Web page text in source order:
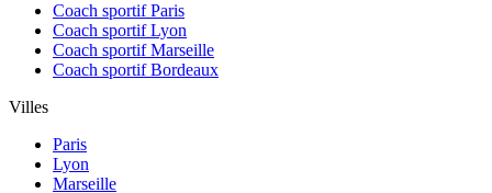
Coach sportif Paris
Coach sportif Lyon
Coach sportif Marseille
Coach sportif Bordeaux
Villes
Paris
Lyon
Marseille